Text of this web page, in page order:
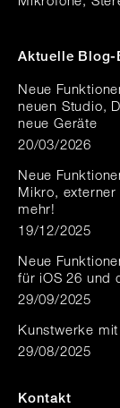
Aktuelle Blog-
Neue
neuen Studio,
neue Geräte
20/03/2026
Neue
Mikro, externer
mehr!
19/12/2025
Neue
für iOS 26 und
29/09/2025
Kunstwerke
29/08/2025
Kontakt